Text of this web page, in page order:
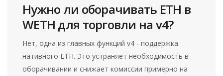
Нужно ли оборачивать ETH в
WETH для торговли на v4?
Нет, одна из главных функций v4 - поддержка
нативного ETH. Это устраняет необходимость в
оборачивании и снижает комиссии примерно на